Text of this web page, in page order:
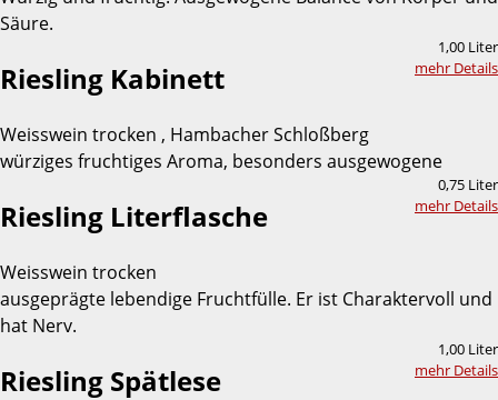
Säure.
1,00 Liter
mehr Details
Riesling Kabinett
Weisswein trocken , Hambacher Schloßberg
würziges fruchtiges Aroma, besonders ausgewogene
0,75 Liter
mehr Details
Riesling Literflasche
Weisswein trocken
ausgeprägte lebendige Fruchtfülle. Er ist Charaktervoll und
hat Nerv.
1,00 Liter
mehr Details
Riesling Spätlese